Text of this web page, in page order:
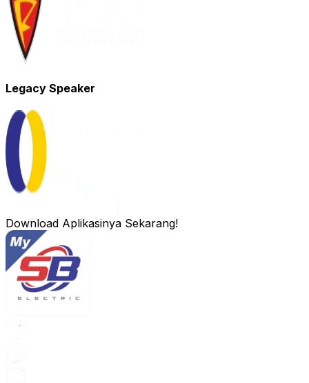
Legacy Speaker
Download Aplikasinya Sekarang!